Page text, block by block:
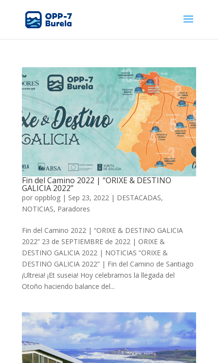
Fin del Camino 2022 | “ORIXE & DESTINO
GALICIA 2022”
por oppblog| Sep 23, 2022| DESTACADAS,
NOTICIAS, Paradores
Fin del Camino 2022 | “ORIXE & DESTINO GALICIA
2022” 23 de SEPTIEMBRE de 2022 | ORIXE &
DESTINO GALICIA 2022 | NOTICIAS “ORIXE &
DESTINO GALICIA 2022” | Fin del Camino de Santiago
¡Ultreia! ¡Et suseia! Hoy celebramos la llegada del
Otoño haciendo balance del...